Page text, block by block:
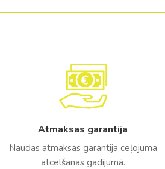
Malaizija
Saūda Arābija
Singapūra
Šrilanka
Tadžikistāna
Atmaksas garantija
Naudas atmaksas garantija ceļojuma
atcelšanas gadījumā.